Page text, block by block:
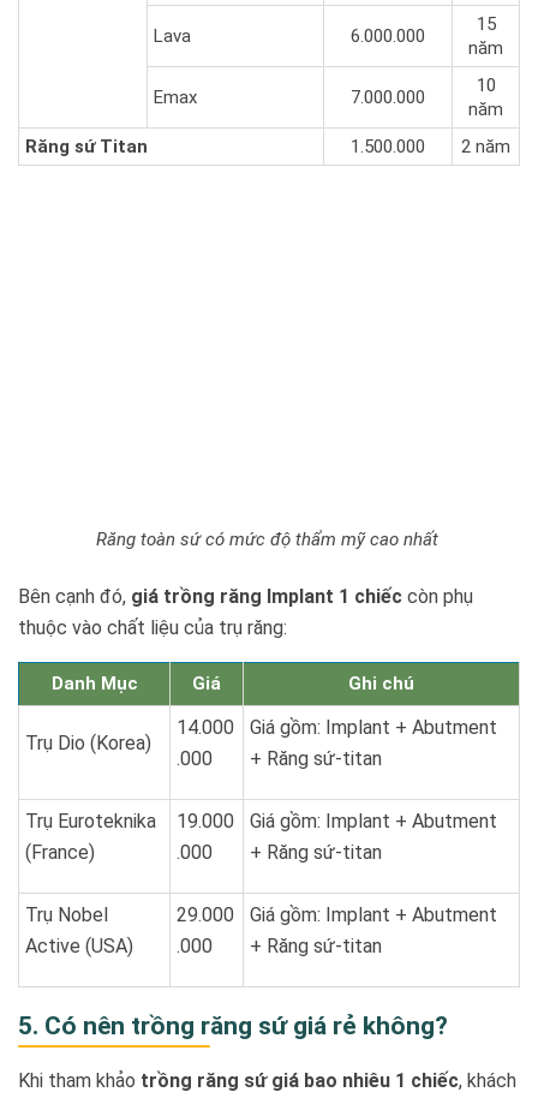
Lava 6.000.000
15
năm
Emax 7.000.000
10
năm
Răng sứ Titan
1.500.000 2 năm
Răng toàn sứ có mức độ thẩm mỹ cao nhất
Bên cạnh đó, giá trồng răng Implant 1 chiếc còn phụ
thuộc vào chất liệu của trụ răng:
Danh Mục Giá Ghi chú
Trụ Dio (Korea)
14.000
.000
Giá gồm: Implant + Abutment
+ Răng sứ-titan
Trụ Euroteknika
(France)
19.000
.000
Giá gồm: Implant + Abutment
+ Răng sứ-titan
Trụ Nobel
Active (USA)
29.000
.000
Giá gồm: Implant + Abutment
+ Răng sứ-titan
5. Có nên trồng răng sứ giá rẻ không?
Khi tham khảo trồng răng sứ giá bao nhiêu 1 chiếc, khách